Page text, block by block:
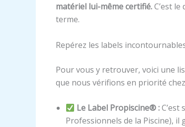
matériel lui-même certifié.C’est
terme.
Repérez les labels
Pour vous y retrouver, voici une
que nous vérifions en priorité
Le Label Propiscine® :
Professionnels de la Piscine),